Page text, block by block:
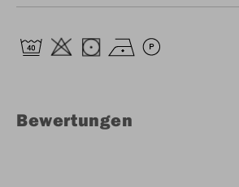
Bewertungen